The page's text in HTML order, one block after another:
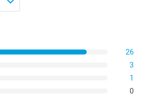
26
3
1
0